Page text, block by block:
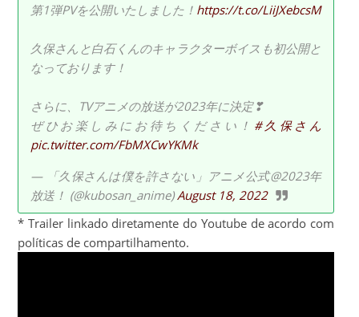
第1弾PVを公開いたしました！ https://t.co/LiiJXebcsM
久保さんと白石くんのキャラクターボイスも初公開と
なっております！
さらに、TVアニメの放送が2023年に決定❣
ぜひお楽しみにお待ちください！ #久保さん
pic.twitter.com/FbMXCwYKMk
— 「久保さんは僕を許さない」アニメ公式@2023年
放送！ (@kubosan_anime)August 18, 2022
* Trailer linkado diretamente do Youtube de acordo com
políticas de compartilhamento.